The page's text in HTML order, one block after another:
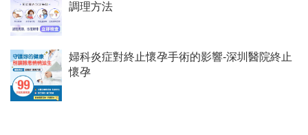
調理方法
婦科炎症對終止懷孕手術的影響-深圳醫院終止
懷孕